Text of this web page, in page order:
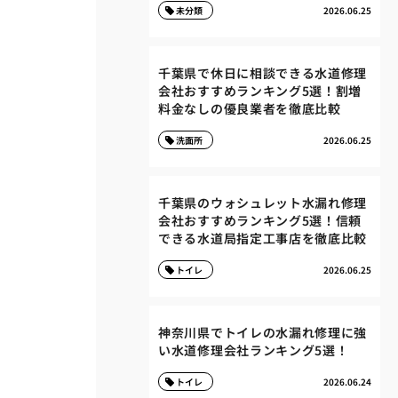
2026.06.25
未分類
千葉県で休日に相談できる水道修理
会社おすすめランキング5選！割増
料金なしの優良業者を徹底比較
2026.06.25
洗面所
千葉県のウォシュレット水漏れ修理
会社おすすめランキング5選！信頼
できる水道局指定工事店を徹底比較
2026.06.25
トイレ
神奈川県でトイレの水漏れ修理に強
い水道修理会社ランキング5選！
2026.06.24
トイレ